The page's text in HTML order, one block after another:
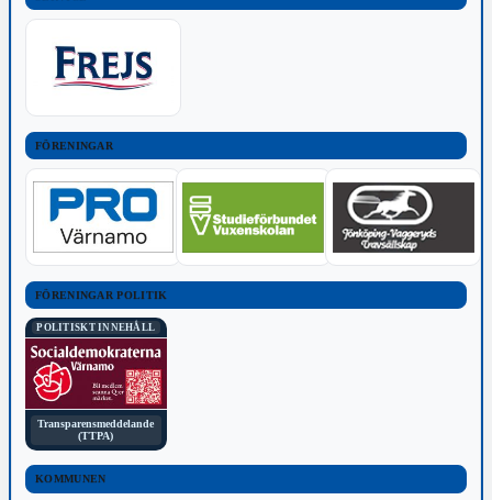
FÖRENINGAR
FÖRENINGAR POLITIK
POLITISKT INNEHÅLL
Transparensmeddelande
(TTPA)
KOMMUNEN